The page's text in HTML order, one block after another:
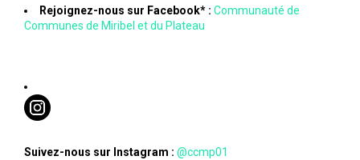
Rejoignez-nous sur Facebook* : Communauté de
Communes de Miribel et du Plateau
Suivez-nous sur Instagram : @ccmp01